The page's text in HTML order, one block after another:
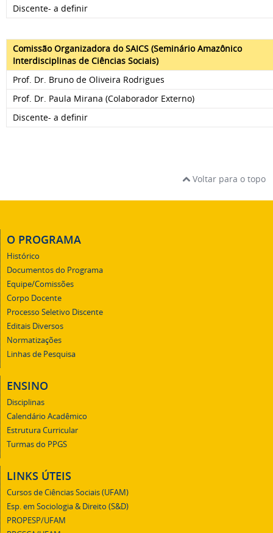
Discente- a definir
Comissão Organizadora do SAICS (Seminário Amazônico
Interdisciplinas de Ciências Sociais)
Prof. Dr. Bruno de Oliveira Rodrigues
Prof. Dr. Paula Mirana (Colaborador Externo)
Discente- a definir
Voltar para o topo
O PROGRAMA
Histórico
Documentos do Programa
Equipe/Comissões
Corpo Docente
Processo Seletivo Discente
Editais Diversos
Normatizações
Linhas de Pesquisa
ENSINO
Disciplinas
Calendário Acadêmico
Estrutura Curricular
Turmas do PPGS
LINKS ÚTEIS
Cursos de Ciências Sociais (UFAM)
Esp. em Sociologia & Direito (S&D)
PROPESP/UFAM